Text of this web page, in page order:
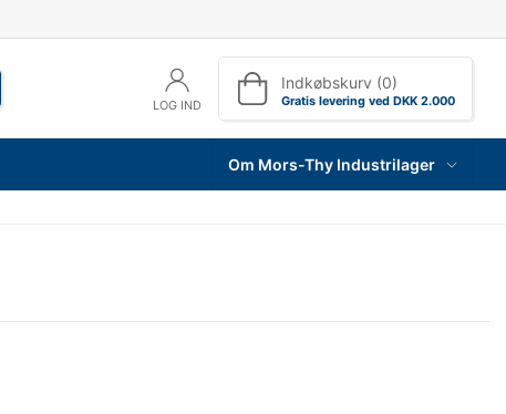
LOG IND
Indkøbskurv (0)
Gratis levering ved DKK 2.000
Om Mors-Thy Industrilager